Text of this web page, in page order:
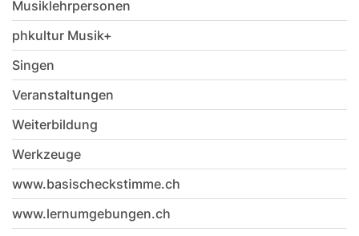
Musiklehrpersonen
phkultur Musik+
Singen
Veranstaltungen
Weiterbildung
Werkzeuge
www.basischeckstimme.ch
www.lernumgebungen.ch